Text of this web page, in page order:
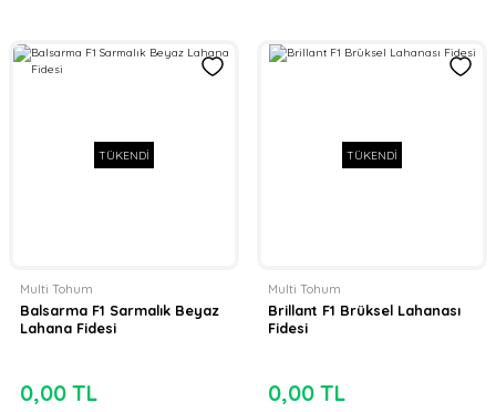
TÜKENDİ
Multi Tohum
Balsarma F1 Sarmalık Beyaz
Lahana Fidesi
0,00 TL
TÜKENDİ
Multi Tohum
Brillant F1 Brüksel Lahanası
Fidesi
0,00 TL